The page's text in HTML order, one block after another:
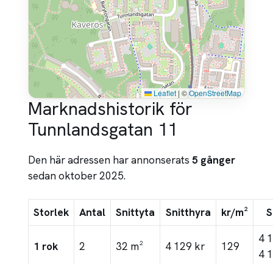
Leaflet | ©OpenStreetMap
Marknadshistorik för
Tunnlandsgatan 11
Den här adressen har annonserats 5 gånger
sedan oktober 2025.
Storlek Antal Snittyta Snitthyra kr/m²
1 rok 2 32 m² 4 129 kr 129
4
4